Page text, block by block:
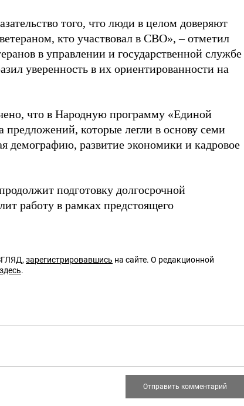
того, что люди в целом доверяют
кто участвовал в СВО», – отметил
в управлении и государственной службе
уверенность в их ориентированности на
что в Народную программу «Единой
которые легли в основу семи
демографию, развитие экономики и кадровое
подготовку долгосрочной
работу в рамках предстоящего
зарегистрировавшись на сайте. О редакционной
здесь.